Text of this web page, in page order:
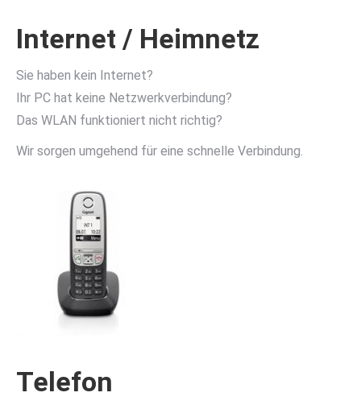
Internet / Heimnetz
Sie haben kein Internet?
Ihr PC hat keine Netzwerkverbindung?
Das WLAN funktioniert nicht richtig?
Wir sorgen umgehend für eine schnelle Verbindung.
Telefon